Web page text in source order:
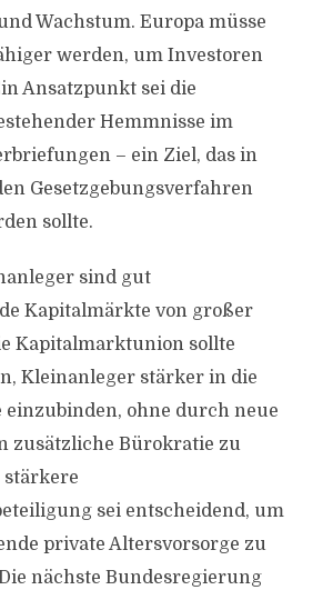
Wachstum. Europa müsse
werden, um Investoren
Ansatzpunkt sei die
Hemmnisse im
– ein Ziel, das in
Gesetzgebungsverfahren
sollte.
sind gut
Kapitalmärkte von großer
Kapitalmarktunion sollte
Kleinanleger stärker in die
ohne durch neue
zusätzliche Bürokratie zu
stärkere
sei entscheidend, um
private Altersvorsorge zu
nächste Bundesregierung